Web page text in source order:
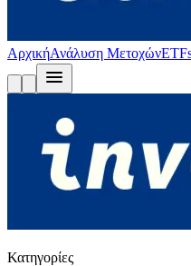
ΑρχικήΑνάλυση Μετοχών
Κατηγορίες